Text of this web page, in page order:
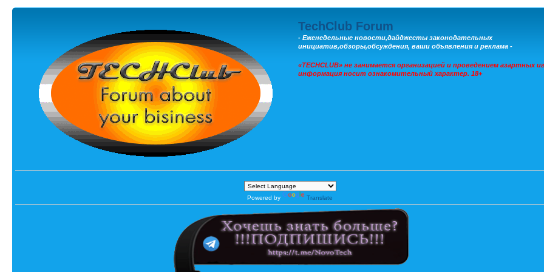
TechClub Forum
- Еженедельные новости,дайджесты законодательных
инициатив,обзоры,обсуждения, ваши объявления и реклама -
«TECHCLUB» не занимается организацией и проведением азартных
информация носит ознакомительный характер. 18+
Powered by Translate